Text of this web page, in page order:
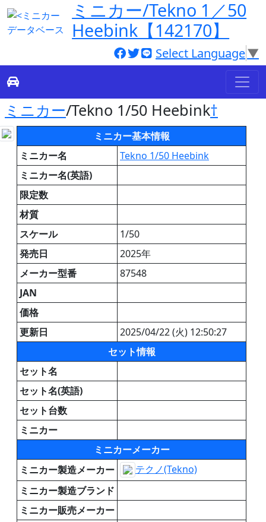
ミニカー/Tekno 1／50
Heebink【142170】
Select Language▼
ミニカー/Tekno 1/50 Heebink†
ミニカー基本情報
ミニカー名
Tekno 1/50 Heebink
ミニカー名(英語)
限定数
材質
スケール
1/50
発売日
2025年
メーカー型番
87548
JAN
価格
更新日
2025/04/22 (火) 12:50:27
セット情報
セット名
セット名(英語)
セット台数
ミニカー
ミニカーメーカー
ミニカー製造メーカー
テクノ(Tekno)
ミニカー製造ブランド
ミニカー販売メーカー